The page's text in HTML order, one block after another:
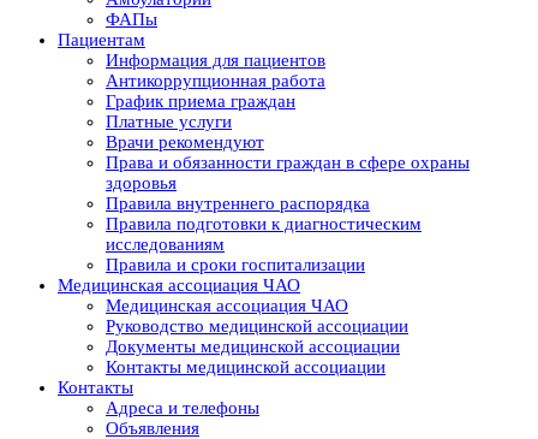
ФАПы
Пациентам
Информация для пациентов
Антикоррупционная работа
График приема граждан
Платные услуги
Врачи рекомендуют
Права и обязанности граждан в сфере охраны
здоровья
Правила внутреннего распорядка
Правила подготовки к диагностическим
исследованиям
Правила и сроки госпитализации
Медицинская ассоциация ЧАО
Медицинская ассоциация ЧАО
Руководство медицинской ассоциации
Документы медицинской ассоциации
Контакты медицинской ассоциации
Контакты
Адреса и телефоны
Объявления